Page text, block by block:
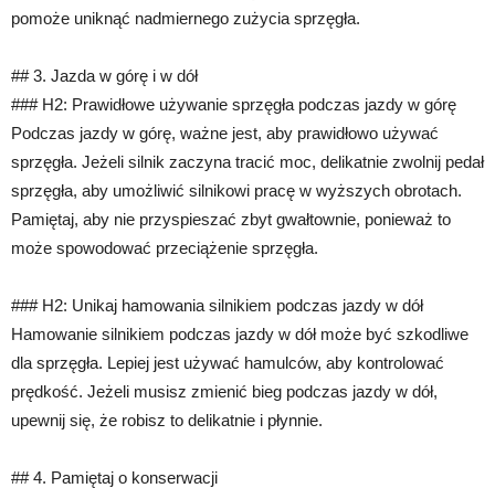
pomoże uniknąć nadmiernego zużycia sprzęgła.
## 3. Jazda w górę i w dół
### H2: Prawidłowe używanie sprzęgła podczas jazdy w górę
Podczas jazdy w górę, ważne jest, aby prawidłowo używać
sprzęgła. Jeżeli silnik zaczyna tracić moc, delikatnie zwolnij pedał
sprzęgła, aby umożliwić silnikowi pracę w wyższych obrotach.
Pamiętaj, aby nie przyspieszać zbyt gwałtownie, ponieważ to
może spowodować przeciążenie sprzęgła.
### H2: Unikaj hamowania silnikiem podczas jazdy w dół
Hamowanie silnikiem podczas jazdy w dół może być szkodliwe
dla sprzęgła. Lepiej jest używać hamulców, aby kontrolować
prędkość. Jeżeli musisz zmienić bieg podczas jazdy w dół,
upewnij się, że robisz to delikatnie i płynnie.
## 4. Pamiętaj o konserwacji